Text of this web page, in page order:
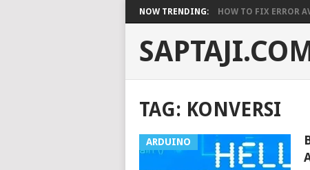
NOW TRENDING: HOW TO FIX ERROR
TAG: KONVERSI
ARDUINO